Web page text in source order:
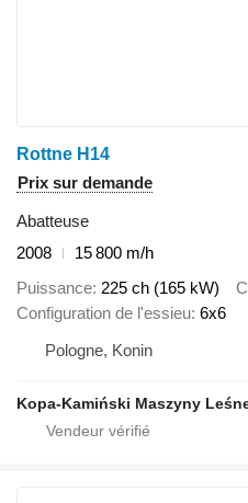
Rottne H14
Prix sur demande
Abatteuse
2008
15 800 m/h
Puissance 225 ch (165 kW)
Configuration de l'essieu 6x6
Pologne, Konin
Kopa-Kamiński Maszyny